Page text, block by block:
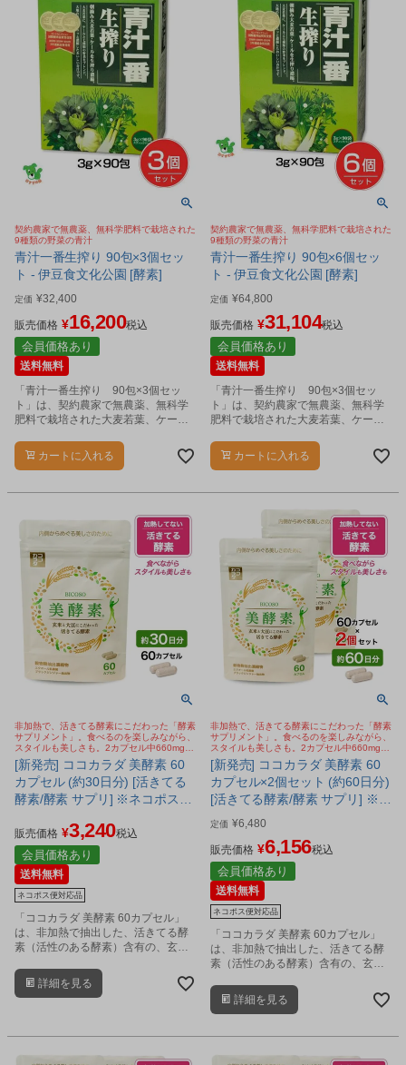
契約農家で無農薬、無科学肥料で栽培された
9種類の野菜の青汁
青汁一番生搾り 90包×3個セッ
ト - 伊豆食文化公園 [酵素]
定価 ¥32,400
販売価格 ¥16,200税込
会員価格あり
送料無料
「青汁一番生搾り 90包×3個セッ
ト」は、契約農家で無農薬、無科学
肥料で栽培された大麦若葉、ケール
れん草、セロリ、レタス、しそ、よ
もぎをあわせた９種の野菜が原料。
カートに入れる
契約農家で無農薬、無科学肥料で栽培された
9種類の野菜の青汁
青汁一番生搾り 90包×6個セッ
ト - 伊豆食文化公園 [酵素]
定価 ¥64,800
販売価格 ¥31,104税込
会員価格あり
送料無料
「青汁一番生搾り 90包×3個セッ
ト」は、契約農家で無農薬、無科学
肥料で栽培された大麦若葉、ケール
れん草、セロリ、レタス、しそ、よ
もぎをあわせた９種の野菜が原料。
カートに入れる
非加熱で、活きてる酵素にこだわった「酵素
サプリメント」。食べるのを楽しみながら、
スタイルも美しさも。2カプセル中660mgの
活きてる酵素含有の麹酵素。エクオール乳酸
菌、ブラックジンジャーも配合
[新発売] ココカラダ 美酵素 60
カプセル (約30日分) [活きてる
酵素/酵素 サプリ] ※ネコポス対
販売価格 ¥3,240税込
会員価格あり
送料無料
ネコポス便対応品
「ココカラダ 美酵素 60カプセル」
は、非加熱で抽出した、活きてる酵
素（活性のある酵素）含有の、玄米
を2カプセル中660mg配合した、酵
素サプリメントです。
詳細を見る
非加熱で、活きてる酵素にこだわった「酵素
サプリメント」。食べるのを楽しみながら、
スタイルも美しさも。2カプセル中660mgの
活きてる酵素含有の麹酵素。エクオール乳酸
菌、ブラックジンジャーも配合
[新発売] ココカラダ 美酵素 60
カプセル×2個セット (約60日分)
[活きてる酵素/酵素 サプリ] ※ネ
コポス対応商品
定価 ¥6,480
販売価格 ¥6,156税込
会員価格あり
送料無料
ネコポス便対応品
「ココカラダ 美酵素 60カプセル」
は、非加熱で抽出した、活きてる酵
素（活性のある酵素）含有の、玄米
を2カプセル中660mg配合した、酵
素サプリメントです。
詳細を見る